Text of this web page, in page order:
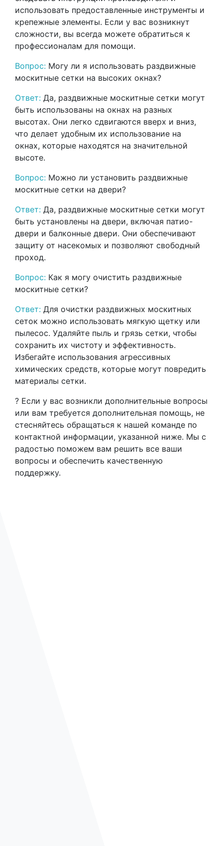
использовать предоставленные инструменты и
крепежные элементы. Если у вас возникнут
сложности, вы всегда можете обратиться к
профессионалам для помощи.
Вопрос: Могу ли я использовать раздвижные
москитные сетки на высоких окнах?
Ответ: Да, раздвижные москитные сетки могут
быть использованы на окнах на разных
высотах. Они легко сдвигаются вверх и вниз,
что делает удобным их использование на
окнах, которые находятся на значительной
высоте.
Вопрос: Можно ли установить раздвижные
москитные сетки на двери?
Ответ: Да, раздвижные москитные сетки могут
быть установлены на двери, включая патио-
двери и балконные двери. Они обеспечивают
защиту от насекомых и позволяют свободный
проход.
Вопрос: Как я могу очистить раздвижные
москитные сетки?
Ответ: Для очистки раздвижных москитных
сеток можно использовать мягкую щетку или
пылесос. Удаляйте пыль и грязь сетки, чтобы
сохранить их чистоту и эффективность.
Избегайте использования агрессивных
химических средств, которые могут повредить
материалы сетки.
? Если у вас возникли дополнительные вопросы
или вам требуется дополнительная помощь, не
стесняйтесь обращаться к нашей команде по
контактной информации, указанной ниже. Мы с
радостью поможем вам решить все ваши
вопросы и обеспечить качественную
поддержку.